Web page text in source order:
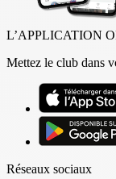
L’APPLICATION
Mettez le club dans
Réseaux sociaux